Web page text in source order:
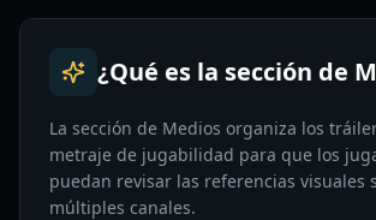
¿Qué es la sección de
La sección de Medios organiza los
metraje de jugabilidad para que los
puedan revisar las referencias visuales
múltiples canales.